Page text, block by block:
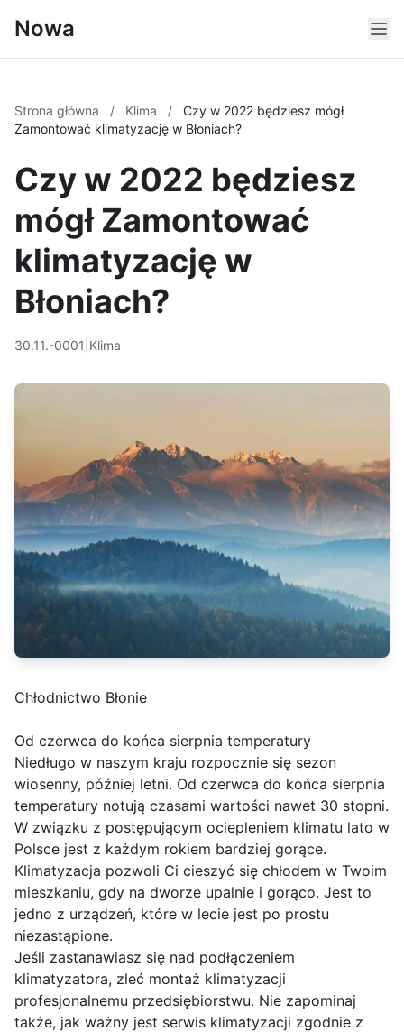
Nowa
Strona główna / Klima /
Czy w 2022 będziesz mógł
Zamontować klimatyzację w Błoniach?
Czy w 2022 będziesz
mógł Zamontować
klimatyzację w
Błoniach?
30.11.-0001 Klima
Chłodnictwo Błonie
Od czerwca do końca sierpnia temperatury
Niedługo w naszym kraju rozpocznie się sezon
wiosenny, później letni. Od czerwca do końca sierpnia
temperatury notują czasami wartości nawet 30 stopni.
W związku z postępującym ociepleniem klimatu lato w
Polsce jest z każdym rokiem bardziej gorące.
Klimatyzacja pozwoli Ci cieszyć się chłodem w Twoim
mieszkaniu, gdy na dworze upalnie i gorąco. Jest to
jedno z urządzeń, które w lecie jest po prostu
niezastąpione.
Jeśli zastanawiasz się nad podłączeniem
klimatyzatora, zleć montaż klimatyzacji
profesjonalnemu przedsiębiorstwu. Nie zapominaj
także, jak ważny jest serwis klimatyzacji zgodnie z